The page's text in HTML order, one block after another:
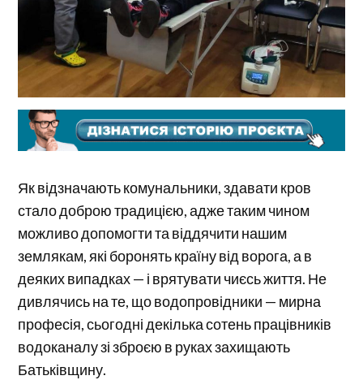
Як відзначають комунальники, здавати кров
стало доброю традицією, адже таким чином
можливо допомогти та віддячити нашим
землякам, які боронять країну від ворога, а в
деяких випадках — і врятувати чиєсь життя. Не
дивлячись на те, що водопровідники — мирна
професія, сьогодні декілька сотень працівників
водоканалу зі зброєю в руках захищають
Батьківщину.